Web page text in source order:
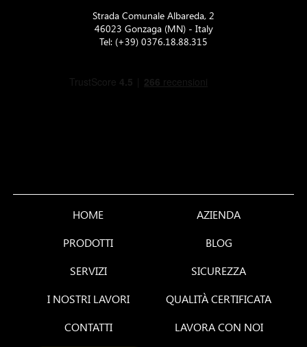
Strada Comunale Albareda, 2
46023 Gonzaga (MN) - Italy
Tel: (+39) 0376.18.88.315
HOME
PRODOTTI
SERVIZI
I NOSTRI LAVORI
CONTATTI
AZIENDA
BLOG
SICUREZZA
QUALITÀ CERTIFICATA
LAVORA CON NOI